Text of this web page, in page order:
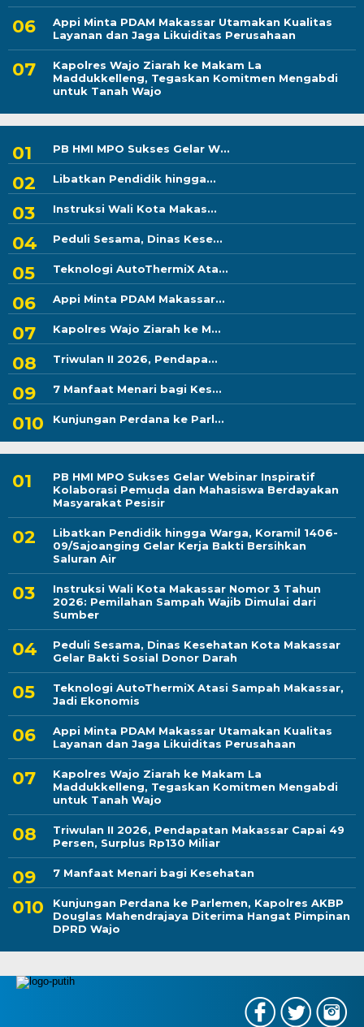
Appi Minta PDAM Makassar Utamakan Kualitas
Layanan dan Jaga Likuiditas Perusahaan
Kapolres Wajo Ziarah ke Makam La
Maddukkelleng, Tegaskan Komitmen Mengabdi
untuk Tanah Wajo
PB HMI MPO Sukses Gelar W...
Libatkan Pendidik hingga...
Instruksi Wali Kota Makas...
Peduli Sesama, Dinas Kese...
Teknologi AutoThermiX Ata...
Appi Minta PDAM Makassar...
Kapolres Wajo Ziarah ke M...
Triwulan II 2026, Pendapa...
7 Manfaat Menari bagi Kes...
Kunjungan Perdana ke Parl...
PB HMI MPO Sukses Gelar Webinar Inspiratif
Kolaborasi Pemuda dan Mahasiswa Berdayakan
Masyarakat Pesisir
Libatkan Pendidik hingga Warga, Koramil 1406-
09/Sajoanging Gelar Kerja Bakti Bersihkan
Saluran Air
Instruksi Wali Kota Makassar Nomor 3 Tahun
2026: Pemilahan Sampah Wajib Dimulai dari
Sumber
Peduli Sesama, Dinas Kesehatan Kota Makassar
Gelar Bakti Sosial Donor Darah
Teknologi AutoThermiX Atasi Sampah Makassar,
Jadi Ekonomis
Appi Minta PDAM Makassar Utamakan Kualitas
Layanan dan Jaga Likuiditas Perusahaan
Kapolres Wajo Ziarah ke Makam La
Maddukkelleng, Tegaskan Komitmen Mengabdi
untuk Tanah Wajo
Triwulan II 2026, Pendapatan Makassar Capai 49
Persen, Surplus Rp130 Miliar
7 Manfaat Menari bagi Kesehatan
Kunjungan Perdana ke Parlemen, Kapolres AKBP
Douglas Mahendrajaya Diterima Hangat Pimpinan
DPRD Wajo